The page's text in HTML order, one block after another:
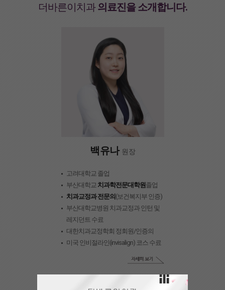
더바른이치과의료진을 소개합니다.
백유나 원장
고려대학교 졸업
부산대학교 치과학전문대학원졸업
치과교정과 전문의 (보건복지부 인증)
부산대학교병원 치과교정과 인턴 및
레지던트 수료
대한치과교정학회 정회원/인증의
미국 인비절라인(invisalign) 코스 수료